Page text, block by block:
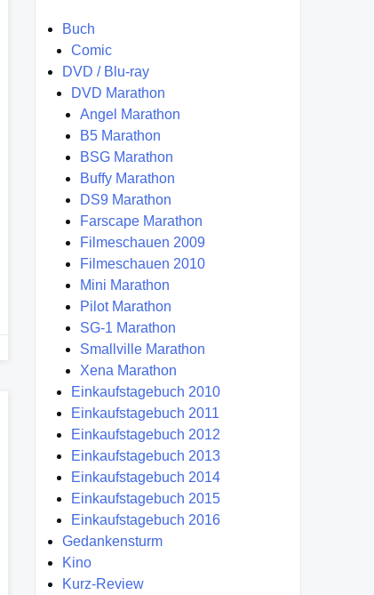
Buch
Comic
DVD / Blu-ray
DVD Marathon
Angel Marathon
B5 Marathon
BSG Marathon
Buffy Marathon
DS9 Marathon
Farscape Marathon
Filmeschauen 2009
Filmeschauen 2010
Mini Marathon
Pilot Marathon
SG-1 Marathon
Smallville Marathon
Xena Marathon
Einkaufstagebuch 2010
Einkaufstagebuch 2011
Einkaufstagebuch 2012
Einkaufstagebuch 2013
Einkaufstagebuch 2014
Einkaufstagebuch 2015
Einkaufstagebuch 2016
Gedankensturm
Kino
Kurz-Review